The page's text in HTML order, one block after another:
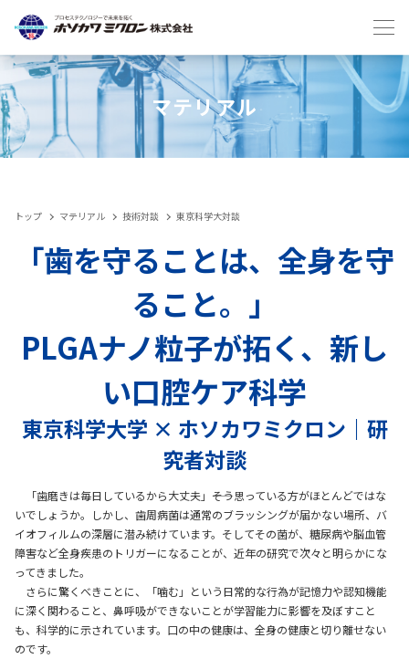
Japanese English
IIoT
メンテナンスサービス・受託
マテリアル
ニュース
IR情報
サステナビリティ
マテリアル
トップ マテリアル 技術対談 東京科学大対談
「歯を守ることは、全身を守
ること。」
PLGAナノ粒子が拓く、新し
い口腔ケア科学
東京科学大学 × ホソカワミクロン｜研
究者対談
「歯磨きは毎日しているから大丈夫」――そう思っている方がほとんどではな
いでしょうか。しかし、歯周病菌は通常のブラッシングが届かない場所、バ
イオフィルムの深層に潜み続けています。そしてその菌が、糖尿病や脳血管
障害など全身疾患のトリガーになることが、近年の研究で次々と明らかにな
ってきました。
さらに驚くべきことに、「噛む」という日常的な行為が記憶力や認知機能
に深く関わること、鼻呼吸ができないことが学習能力に影響を及ぼすこと
も、科学的に示されています。口の中の健康は、全身の健康と切り離せない
のです。